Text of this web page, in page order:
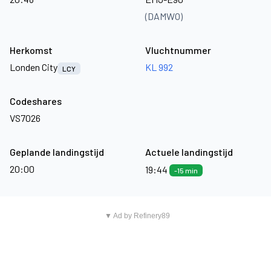
(DAMWO)
Herkomst
Londen City LCY
Vluchtnummer
KL 992
Codeshares
VS7026
Geplande landingstijd
20:00
Actuele landingstijd
19:44
-15 min
▼ Ad by Refinery89